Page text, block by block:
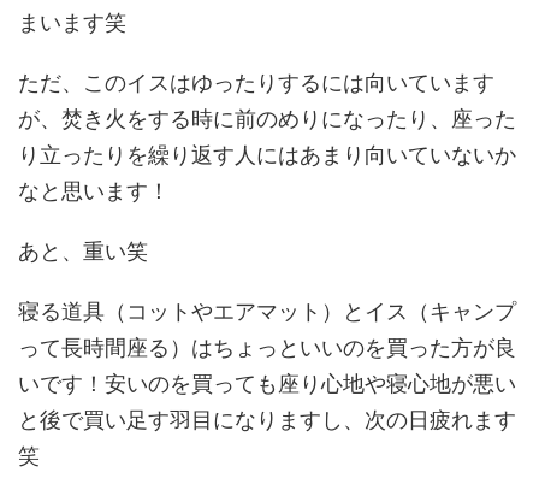
まいます笑
ただ、このイスはゆったりするには向いています
が、焚き火をする時に前のめりになったり、座った
り立ったりを繰り返す人にはあまり向いていないか
なと思います！
あと、重い笑
寝る道具（コットやエアマット）とイス（キャンプ
って長時間座る）はちょっといいのを買った方が良
いです！安いのを買っても座り心地や寝心地が悪い
と後で買い足す羽目になりますし、次の日疲れます
笑